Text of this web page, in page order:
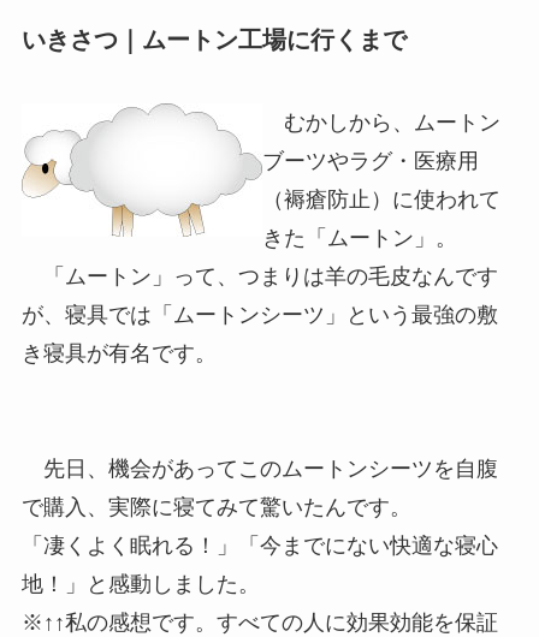
いきさつ｜ムートン工場に行くまで
むかしから、ムートン
ブーツやラグ・医療用
（褥瘡防止）に使われて
きた「ムートン」。
「ムートン」って、つまりは羊の毛皮なんです
が、寝具では「ムートンシーツ」という最強の敷
き寝具が有名です。
先日、機会があってこのムートンシーツを自腹
で購入、実際に寝てみて驚いたんです。
「凄くよく眠れる！」「今までにない快適な寝心
地！」と感動しました。
※↑↑私の感想です。すべての人に効果効能を保証